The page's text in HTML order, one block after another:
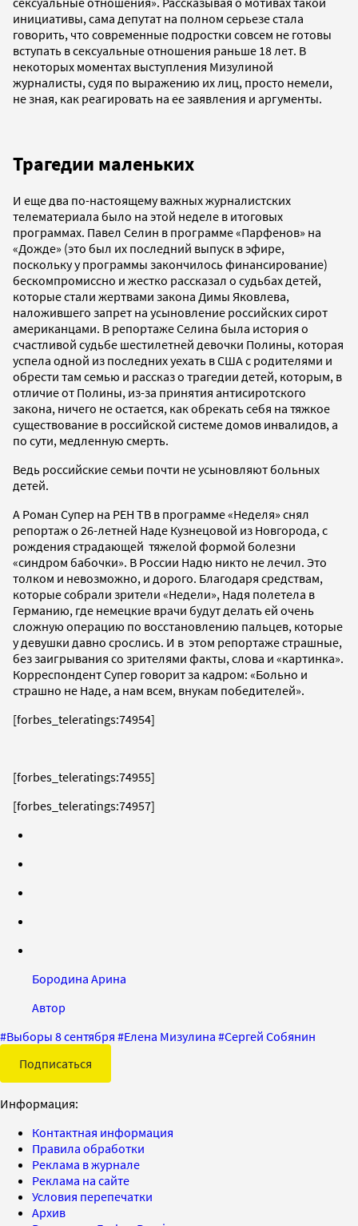
инициативы, сама депутат на полном серьезе стала
говорить, что современные подростки совсем не готовы
вступать в сексуальные отношения раньше 18 лет. В
некоторых моментах выступления Мизулиной
журналисты, судя по выражению их лиц, просто немели,
не зная, как реагировать на ее заявления и аргументы.
Трагедии маленьких
И еще два по-настоящему важных журналистских
телематериала было на этой неделе в итоговых
программах. Павел Селин в программе «Парфенов» на
«Дожде» (это был их последний выпуск в эфире,
поскольку у программы закончилось финансирование)
бескомпромиссно и жестко рассказал о судьбах детей,
которые стали жертвами закона Димы Яковлева,
наложившего запрет на усыновление российских сирот
американцами. В репортаже Селина была история о
счастливой судьбе шестилетней девочки Полины, которая
успела одной из последних уехать в США с родителями и
обрести там семью и рассказ о трагедии детей, которым, в
отличие от Полины, из-за принятия антисиротского
закона, ничего не остается, как обрекать себя на тяжкое
существование в российской системе домов инвалидов, а
по сути, медленную смерть.
Ведь российские семьи почти не усыновляют больных
детей.
А Роман Супер на РЕН ТВ в программе «Неделя» снял
репортаж о 26-летней Наде Кузнецовой из Новгорода, с
рождения страдающей тяжелой формой болезни
«синдром бабочки». В России Надю никто не лечил. Это
толком и невозможно, и дорого. Благодаря средствам,
которые собрали зрители «Недели», Надя полетела в
Германию, где немецкие врачи будут делать ей очень
сложную операцию по восстановлению пальцев, которые
у девушки давно срослись. И в этом репортаже страшные,
без заигрывания со зрителями факты, слова и «картинка».
Корреспондент Супер говорит за кадром: «Больно и
страшно не Наде, а нам всем, внукам победителей».
[forbes_teleratings:74954]
[forbes_teleratings:74955]
[forbes_teleratings:74957]
Бородина Арина
Автор
#Выборы 8 сентября #Елена Мизулина #Сергей Собянин
Подписаться
Информация:
Контактная информация
Правила обработки
Реклама в журнале
Реклама на сайте
Условия перепечатки
Архив